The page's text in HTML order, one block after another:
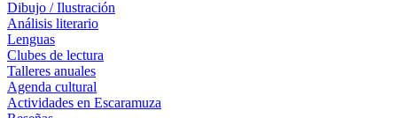
Dibujo / Ilustración
Análisis literario
Lenguas
Clubes de lectura
Talleres anuales
Agenda cultural
Actividades en Escaramuza